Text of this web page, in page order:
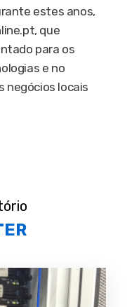
estes anos,
que
para os
e no
negócios locais